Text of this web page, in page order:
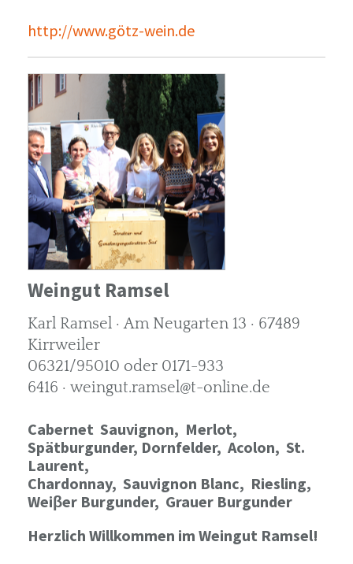
http://www.götz-wein.de
Weingut Ramsel
Karl Ramsel · Am Neugarten 13 · 67489
Kirrweiler
06321/95010 oder 0171-933
6416 · weingut.ramsel@t-online.de
Cabernet Sauvignon, Merlot,
Spätburgunder, Dornfelder, Acolon, St.
Laurent,
Chardonnay, Sauvignon Blanc, Riesling,
Weiβer Burgunder, Grauer Burgunder
Herzlich Willkommen im Weingut Ramsel!